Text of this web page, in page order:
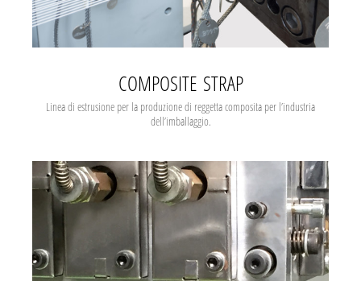
COMPOSITE STRAP
Linea di estrusione per la produzione di reggetta composita per l’industria
dell’imballaggio.